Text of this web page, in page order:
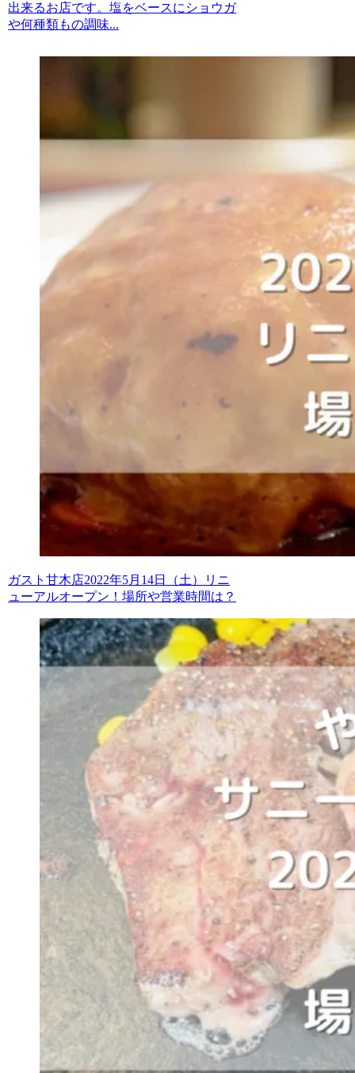
出来るお店です。塩をベースにショウガ
や何種類もの調味...
ガスト甘木店2022年5月14日（土）リニ
ューアルオープン！場所や営業時間は？